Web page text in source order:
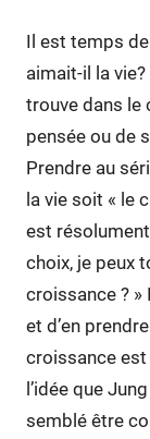
Il est temps
aimait-il la
trouve dans le
pensée ou de
Prendre au
la vie soit « le
est résolument
choix, je peux
croissance ? »
et d’en
croissance
l’idée que
semblé être